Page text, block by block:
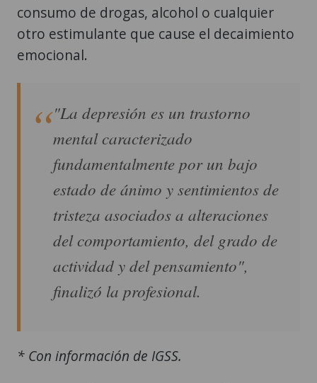
consumo de drogas, alcohol o cualquier
otro estimulante que cause el decaimiento
emocional.
"La depresión es un trastorno
mental caracterizado
fundamentalmente por un bajo
estado de ánimo y sentimientos de
tristeza asociados a alteraciones
del comportamiento, del grado de
actividad y del pensamiento",
finalizó la profesional.
* Con información de IGSS.